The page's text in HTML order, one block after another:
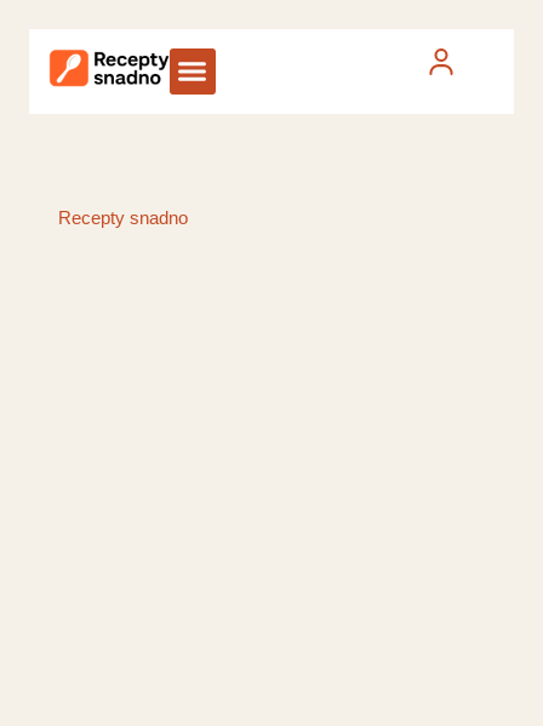
Recepty snadno